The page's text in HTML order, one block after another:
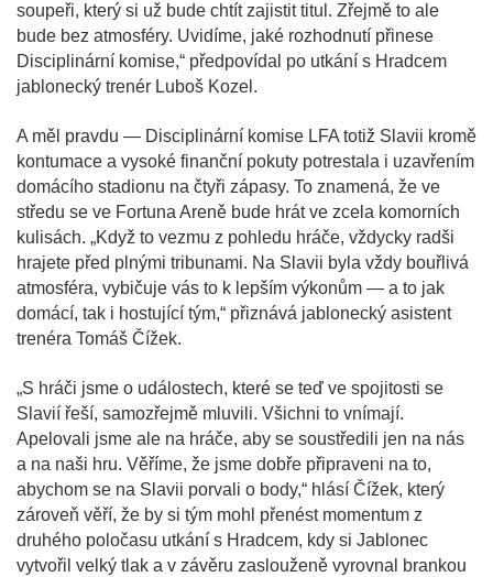
soupeři, který si už bude chtít zajistit titul. Zřejmě to ale
bude bez atmosféry. Uvidíme, jaké rozhodnutí přinese
Disciplinární komise,“ předpovídal po utkání s Hradcem
jablonecký trenér Luboš Kozel.
A měl pravdu — Disciplinární komise LFA totiž Slavii kromě
kontumace a vysoké finanční pokuty potrestala i uzavřením
domácího stadionu na čtyři zápasy. To znamená, že ve
středu se ve Fortuna Areně bude hrát ve zcela komorních
kulisách. „Když to vezmu z pohledu hráče, vždycky radši
hrajete před plnými tribunami. Na Slavii byla vždy bouřlivá
atmosféra, vybičuje vás to k lepším výkonům — a to jak
domácí, tak i hostující tým,“ přiznává jablonecký asistent
trenéra Tomáš Čížek.
„S hráči jsme o událostech, které se teď ve spojitosti se
Slavií řeší, samozřejmě mluvili. Všichni to vnímají.
Apelovali jsme ale na hráče, aby se soustředili jen na nás
a na naši hru. Věříme, že jsme dobře připraveni na to,
abychom se na Slavii porvali o body,“ hlásí Čížek, který
zároveň věří, že by si tým mohl přenést momentum z
druhého poločasu utkání s Hradcem, kdy si Jablonec
vytvořil velký tlak a v závěru zaslouženě vyrovnal brankou